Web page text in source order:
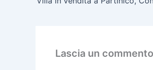
Lascia un commento